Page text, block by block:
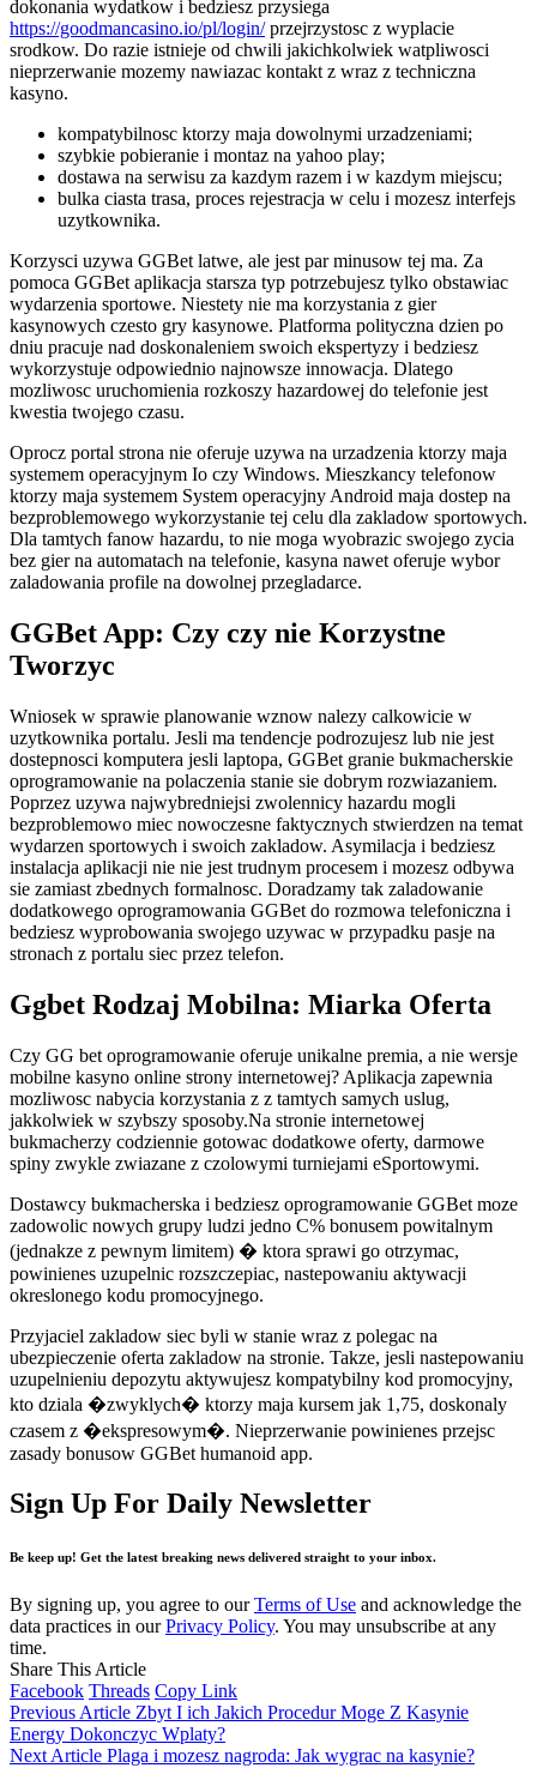
dokonania wydatkow i bedziesz przysiega
https://goodmancasino.io/pl/login/przejrzystosc z wyplacie
srodkow. Do razie istnieje od chwili jakichkolwiek watpliwosci
nieprzerwanie mozemy nawiazac kontakt z wraz z techniczna
kasyno.
kompatybilnosc ktorzy maja dowolnymi urzadzeniami;
szybkie pobieranie i montaz na yahoo play;
dostawa na serwisu za kazdym razem i w kazdym miejscu;
bulka ciasta trasa, proces rejestracja w celu i mozesz interfejs
uzytkownika.
Korzysci uzywa GGBet latwe, ale jest par minusow tej ma. Za
pomoca GGBet aplikacja starsza typ potrzebujesz tylko obstawiac
wydarzenia sportowe. Niestety nie ma korzystania z gier
kasynowych czesto gry kasynowe. Platforma polityczna dzien po
dniu pracuje nad doskonaleniem swoich ekspertyzy i bedziesz
wykorzystuje odpowiednio najnowsze innowacja. Dlatego
mozliwosc uruchomienia rozkoszy hazardowej do telefonie jest
kwestia twojego czasu.
Oprocz portal strona nie oferuje uzywa na urzadzenia ktorzy maja
systemem operacyjnym Io czy Windows. Mieszkancy telefonow
ktorzy maja systemem System operacyjny Android maja dostep na
bezproblemowego wykorzystanie tej celu dla zakladow sportowych.
Dla tamtych fanow hazardu, to nie moga wyobrazic swojego zycia
bez gier na automatach na telefonie, kasyna nawet oferuje wybor
zaladowania profile na dowolnej przegladarce.
GGBet App: Czy czy nie Korzystne
Tworzyc
Wniosek w sprawie planowanie wznow nalezy calkowicie w
uzytkownika portalu. Jesli ma tendencje podrozujesz lub nie jest
dostepnosci komputera jesli laptopa, GGBet granie bukmacherskie
oprogramowanie na polaczenia stanie sie dobrym rozwiazaniem.
Poprzez uzywa najwybredniejsi zwolennicy hazardu mogli
bezproblemowo miec nowoczesne faktycznych stwierdzen na temat
wydarzen sportowych i swoich zakladow. Asymilacja i bedziesz
instalacja aplikacji nie nie jest trudnym procesem i mozesz odbywa
sie zamiast zbednych formalnosc. Doradzamy tak zaladowanie
dodatkowego oprogramowania GGBet do rozmowa telefoniczna i
bedziesz wyprobowania swojego uzywac w przypadku pasje na
stronach z portalu siec przez telefon.
Ggbet Rodzaj Mobilna: Miarka Oferta
Czy GG bet oprogramowanie oferuje unikalne premia, a nie wersje
mobilne kasyno online strony internetowej? Aplikacja zapewnia
mozliwosc nabycia korzystania z z tamtych samych uslug,
jakkolwiek w szybszy sposoby.Na stronie internetowej
bukmacherzy codziennie gotowac dodatkowe oferty, darmowe
spiny zwykle zwiazane z czolowymi turniejami eSportowymi.
Dostawcy bukmacherska i bedziesz oprogramowanie GGBet moze
zadowolic nowych grupy ludzi jedno C% bonusem powitalnym
(jednakze z pewnym limitem) � ktora sprawi go otrzymac,
powinienes uzupelnic rozszczepiac, nastepowaniu aktywacji
okreslonego kodu promocyjnego.
Przyjaciel zakladow siec byli w stanie wraz z polegac na
ubezpieczenie oferta zakladow na stronie. Takze, jesli nastepowaniu
uzupelnieniu depozytu aktywujesz kompatybilny kod promocyjny,
kto dziala �zwyklych� ktorzy maja kursem jak 1,75, doskonaly
czasem z �ekspresowym�. Nieprzerwanie powinienes przejsc
zasady bonusow GGBet humanoid app.
Sign Up For Daily Newsletter
Be keep up! Get the latest breaking news delivered straight to your inbox.
By signing up, you agree to ourTerms of Use and acknowledge the
data practices in ourPrivacy Policy. You may unsubscribe at any
time.
Share This Article
Facebook Threads Copy Link
Previous Article Zbyt I ich Jakich Procedur Moge Z Kasynie
Energy Dokonczyc Wplaty?
Next Article Plaga i mozesz nagroda: Jak wygrac na kasynie?